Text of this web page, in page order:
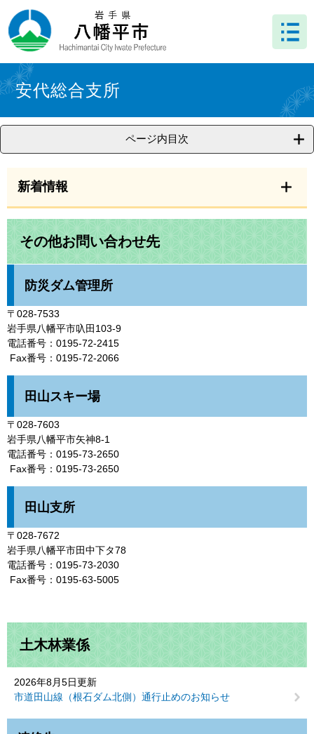
ー
ジ
先
頭
で
。
ニ
ュ
を
飛
ば
て
文
文 安代総合支所
ページ内目次
新着情報
その他お問い合わせ先
防災ダム管理所
〒028-7533
岩手県八幡平市叺田103-9
​電話番号：0195-72-2415
Fax番号：0195-72-2066
田山スキー場
〒028-7603
岩手県八幡平市矢神8-1
​電話番号：0195-73-2650
Fax番号：0195-73-2650
田山支所
〒028-7672
岩手県八幡平市田中下タ78
電話番号：0195-73-2030
Fax番号：0195-63-5005
土木林業係
2026年8月5日更新
市道田山線（根石ダム北側）通行止めのお知らせ